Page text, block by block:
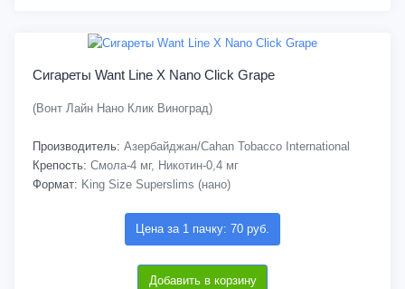
Сигареты Want Line X Nano Click Grape
(Вонт Лайн Нано Клик Виноград)
Производитель: Азербайджан/Cahan Tobacco International
Крепость: Смола-4 мг, Никотин-0,4 мг
Формат: King Size Superslims (нано)
Цена за 1 пачку: 70 руб.
Добавить в корзину